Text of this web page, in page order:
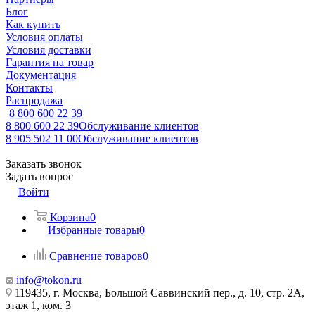
Блог
Как купить
Условия оплаты
Условия доставки
Гарантия на товар
Документация
Контакты
Распродажа
8 800 600 22 39
8 800 600 22 39Обслуживание клиентов
8 905 502 11 00Обслуживание клиентов
Заказать звонок
Задать вопрос
Войти
Корзина0
Избранные товары0
Сравнение товаров0
info@tokon.ru
119435, г. Москва, Большой Саввинский пер., д. 10, стр. 2А,
этаж 1, ком. 3